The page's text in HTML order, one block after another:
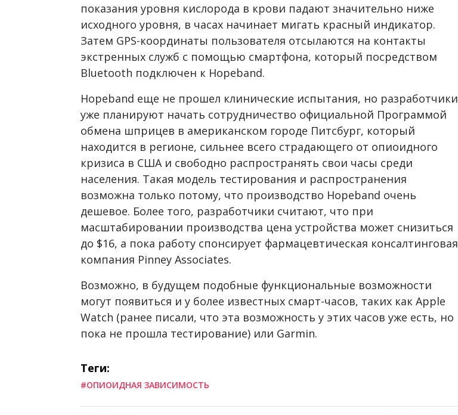
показания уровня кислорода в крови падают значительно ниже
исходного уровня, в часах начинает мигать красный индикатор.
Затем GPS-координаты пользователя отсылаются на контакты
экстренных служб с помощью смартфона, который посредством
Bluetooth подключен к Hopeband.
Hopeband еще не прошел клинические испытания, но разработчики
уже планируют начать сотрудничество официальной Программой
обмена шприцев в американском городе Питсбург, который
находится в регионе, сильнее всего страдающего от опиоидного
кризиса в США и свободно распространять свои часы среди
населения. Такая модель тестирования и распространения
возможна только потому, что производство Hopeband очень
дешевое. Более того, разработчики считают, что при
масштабировании производства цена устройства может снизиться
до $16, а пока работу спонсирует фармацевтическая консалтинговая
компания Pinney Associates.
Возможно, в будущем подобные функциональные возможности
могут появиться и у более известных смарт-часов, таких как Apple
Watch (ранее писали, что эта возможность у этих часов уже есть, но
пока не прошла тестирование) или Garmin.
Теги:
#ОПИОИДНАЯ ЗАВИСИМОСТЬ